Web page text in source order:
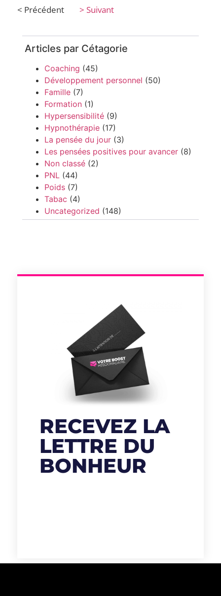
< Précédent > Suivant
Articles par Cétagorie
Coaching (45)
Développement personnel (50)
Famille (7)
Formation (1)
Hypersensibilité (9)
Hypnothérapie (17)
La pensée du jour (3)
Les pensées positives pour avancer (8)
Non classé (2)
PNL (44)
Poids (7)
Tabac (4)
Uncategorized (148)
RECEVEZ LA
LETTRE DU
BONHEUR